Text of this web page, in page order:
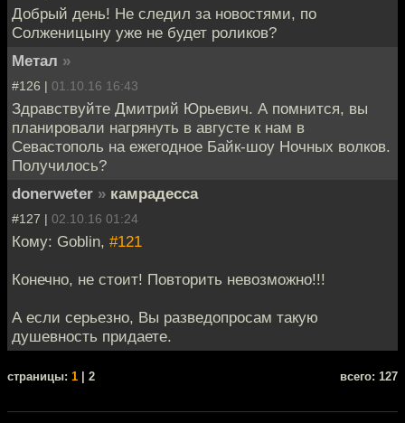
Добрый день! Не следил за новостями, по
Солженицыну уже не будет роликов?
Метал »
#126 | 01.10.16 16:43
Здравствуйте Дмитрий Юрьевич. А помнится, вы
планировали нагрянуть в августе к нам в
Севастополь на ежегодное Байк-шоу Ночных волков.
Получилось?
donerweter » камрадесса
#127 | 02.10.16 01:24
Кому: Goblin, #121
Конечно, не стоит! Повторить невозможно!!!
А если серьезно, Вы разведопросам такую
душевность придаете.
cтраницы: 1 | 2 всего: 127